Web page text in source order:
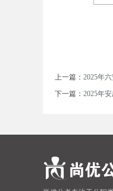
上一篇： 2025年
下一篇： 2025年